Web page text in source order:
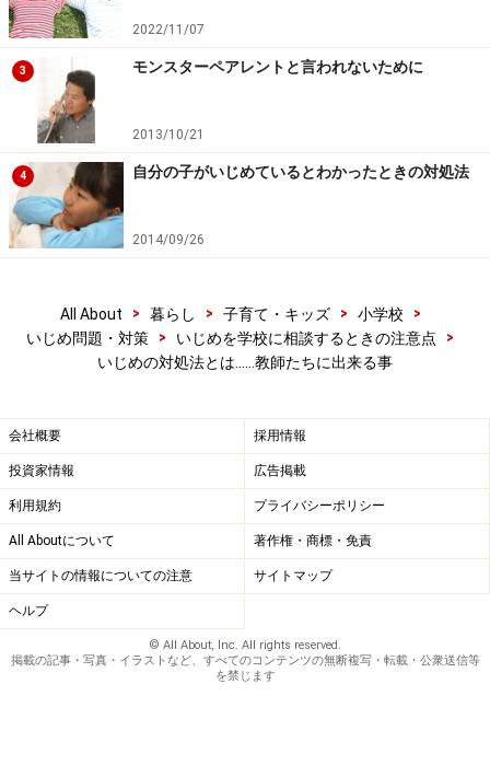
ころまで
加害者に、反省をさせます。小学校の中学年まででした
けで反省をしてくれることもありますが、高学年、中学
生以上になりますと、叱ったり、脅すだけでは反省まで
はいきません。それには、教師が本当に生徒の立場に立
ち、その子のことを真剣に良い方向に導きたいという熱
意が必要なのです。加害者がこれまでがんばってきたこ
と、つまり、部活動や体育祭、文化祭などを思い出させ
て、評価をし、明るい未来を示し、教師も期待、信頼し
ていたということをまず伝えます。その上で、「それな
のに、何をやっているのか。」「頑張っていた○○〈生徒
2022/11/07
3 モンスターペアレントと言われないために
2013/10/21
4 自分の子がいじめているとわかったときの対処法
2014/09/26
All About > 暮らし > 子育て・キッズ > 小学校
>
いじめ問題・対策
> いじめを学校に相談するときの注意点
>
いじめの対処法とは……教師たちに出来る事
会社概要 採用情報
投資家情報 広告掲載
利用規約 プライバシーポリシー
All Aboutについて 著作権・商標・免責
当サイトの情報についての注意 サイトマップ
ヘルプ
© All About, Inc. All rights reserved.
掲載の記事・写真・イラストなど、すべてのコンテンツの無断複写・転載・公衆送信等
を禁じます